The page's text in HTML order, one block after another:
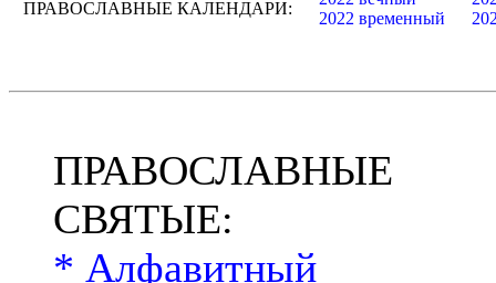
ПРАВОСЛАВНЫЕ КАЛЕНДАРИ:
2022 временный
ПРАВОСЛАВНЫЕ
СВЯТЫЕ:
* Алфавитный